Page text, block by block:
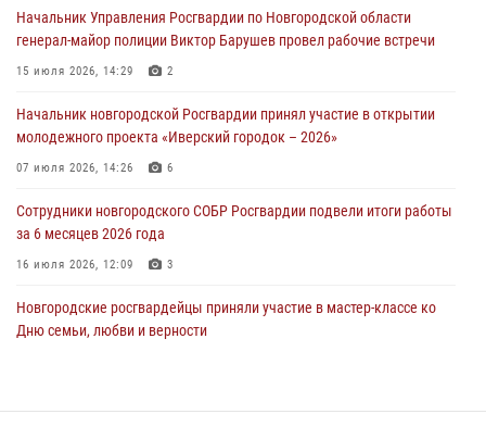
30 июля 2026, 08:40 5
Новгородские росгвардейцы задержали мужчину
Телесюжет в программе "Новгородское областное телевидение.
Новости часа." от 29 июля 2026 года. Новгородские призывники
29 июля 2026, 12:54 1
Начальник Управления Росгвардии по Новгородской области
генерал-майор полиции Виктор Барушев провел рабочие встречи
15 июля 2026, 14:29 2
Начальник новгородской Росгвардии принял участие в открытии
молодежного проекта «Иверский городок – 2026»
07 июля 2026, 14:26 6
Сотрудники новгородского СОБР Росгвардии подвели итоги работы
за 6 месяцев 2026 года
16 июля 2026, 12:09 3
Новгородские росгвардейцы приняли участие в мастер-классе ко
Дню семьи, любви и верности